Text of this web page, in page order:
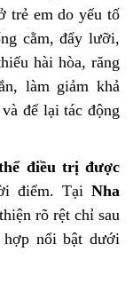
trẻ em do yếu tố
cằm, đẩy lưỡi,
hài hòa, răng
làm giảm khả
để lại tác động
điều trị được
điểm. Tại Nha
rõ rệt chỉ sau
nổi bật dưới